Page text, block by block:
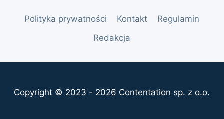
Polityka prywatności Kontakt
Regulamin
Redakcja
Copyright © 2023 - 2026 Contentation sp. z o.o.